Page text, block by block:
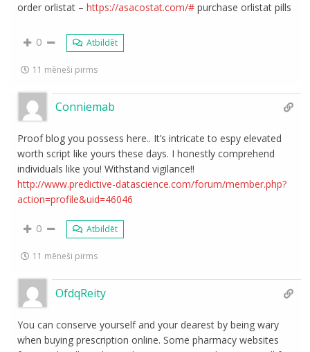
order orlistat –https://asacostat.com/# purchase orlistat pills
0 Atbildēt
11 mēneši pirms
Conniemab
Proof blog you possess here.. It’s intricate to espy elevated
worth script like yours these days. I honestly comprehend
individuals like you! Withstand vigilance!!
http://www.predictive-datascience.com/forum/member.php?
action=profile&uid=46046
0 Atbildēt
11 mēneši pirms
OfdqReity
You can conserve yourself and your dearest by being wary
when buying prescription online. Some pharmacy websites